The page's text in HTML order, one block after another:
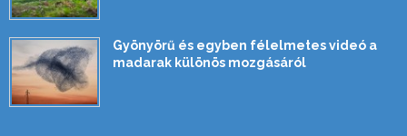
Gyönyörű és egyben félelmetes videó a
madarak különös mozgásáról